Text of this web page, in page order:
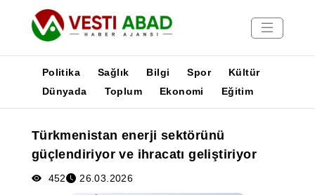
Yayınlar
Medya
Poster
Politika Sağlık Bilgi Spor
Kültür
Dünyada
Toplum Ekonomi Eğitim
Türkmenistan enerji sektörünü
güçlendiriyor ve ihracatı geliştiriyor
452 26.03.2026